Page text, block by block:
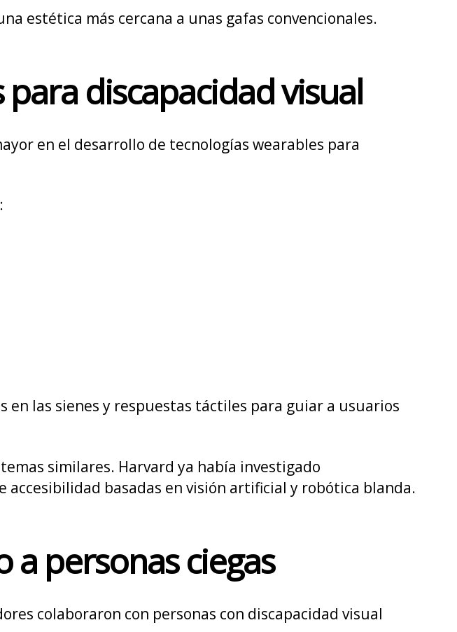
estética más cercana a unas gafas convencionales.
para discapacidad visual
en el desarrollo de tecnologías wearables para
las sienes y respuestas táctiles para guiar a usuarios
similares. Harvard ya había investigado
basadas en visión artificial y robótica blanda.
personas ciegas
colaboraron con personas con discapacidad visual